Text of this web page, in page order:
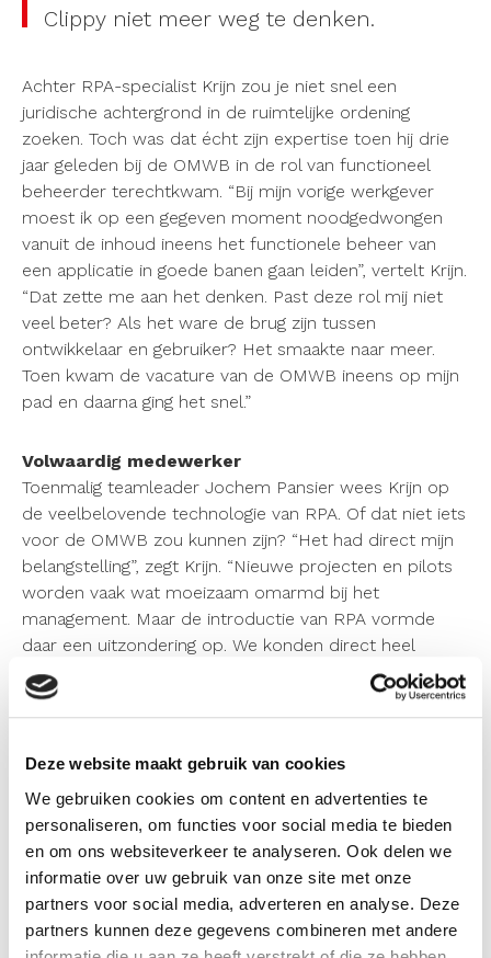
Deze website maakt gebruik van cookies
We gebruiken cookies om content en advertenties te
personaliseren, om functies voor social media te bieden
en om ons websiteverkeer te analyseren. Ook delen we
informatie over uw gebruik van onze site met onze
partners voor social media, adverteren en analyse. Deze
partners kunnen deze gegevens combineren met andere
Clippy niet meer weg te denken.
Achter RPA-specialist Krijn zou je niet snel een
juridische achtergrond in de ruimtelijke ordening
zoeken. Toch was dat écht zijn expertise toen hij drie
jaar geleden bij de OMWB in de rol van functioneel
beheerder terechtkwam. “Bij mijn vorige werkgever
moest ik op een gegeven moment noodgedwongen
vanuit de inhoud ineens het functionele beheer van
een applicatie in goede banen gaan leiden”, vertelt Krijn.
“Dat zette me aan het denken. Past deze rol mij niet
veel beter? Als het ware de brug zijn tussen
ontwikkelaar en gebruiker? Het smaakte naar meer.
Toen kwam de vacature van de OMWB ineens op mijn
pad en daarna ging het snel.”
Volwaardig medewerker
Toenmalig teamleader Jochem Pansier wees Krijn op
de veelbelovende technologie van RPA. Of dat niet iets
voor de OMWB zou kunnen zijn? “Het had direct mijn
belangstelling”, zegt Krijn. “Nieuwe projecten en pilots
worden vaak wat moeizaam omarmd bij het
management. Maar de introductie van RPA vormde
daar een uitzondering op. We konden direct heel
concreet laten zien wat het precies doet. Daardoor
konden we zelfs de meest kritische geesten
overtuigen”, vertelt Krijn. “Zo begonnen we met
proces op het scherm voor hun ogen voltrekken. Je
had een mutatieprotocol, zag hoe de mail werd
opgepakt, verwerkt, een zaak werd aangemaakt,
omgevingsdossier gevuld, activiteit gevuld en tot slot
de zaak weer werd afgesloten. Je moet het zien als
een volwaardig medewerker die weliswaar virtueel
vanaf een server werkt maar daar gewoon